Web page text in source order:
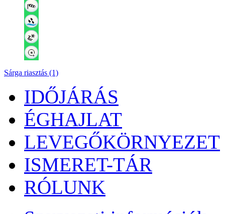
Sárga riasztás (1)
IDŐJÁRÁS
ÉGHAJLAT
LEVEGŐKÖRNYEZET
ISMERET-TÁR
RÓLUNK